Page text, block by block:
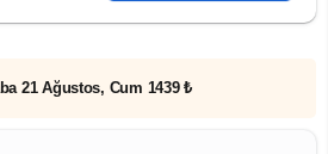
21 Ağustos, Cum 1439 ₺